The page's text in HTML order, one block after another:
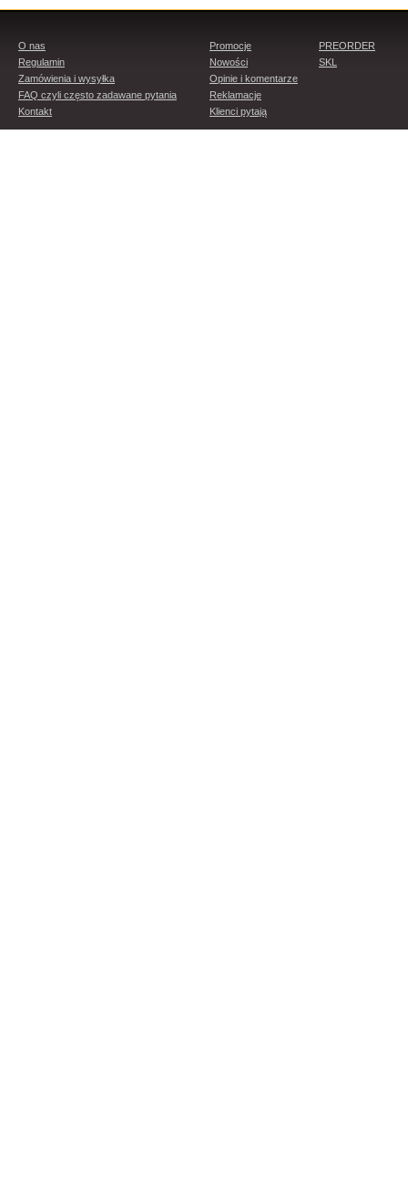
O nas
Regulamin
Zamówienia i wysyłka
FAQ czyli często zadawane pytania
Kontakt
Promocje
Nowości
Opinie i komentarze
Reklamacje
Klienci pytają
PREORDER
SKL